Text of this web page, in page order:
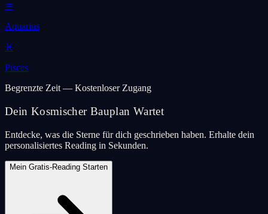
♒
Aquarius
♓
Pisces
Begrenzte Zeit — Kostenloser Zugang
Dein Kosmischer Bauplan Wartet
Entdecke, was die Sterne für dich geschrieben haben. Erhalte dein
personalisiertes Reading in Sekunden.
Mein Gratis-Reading Starten